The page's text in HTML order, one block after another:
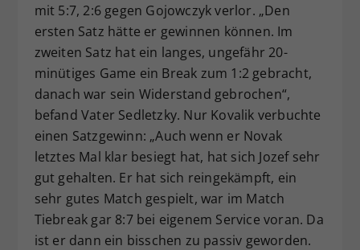
mit 5:7, 2:6 gegen Gojowczyk verlor. „Den
ersten Satz hätte er gewinnen können. Im
zweiten Satz hat ein langes, ungefähr 20-
minütiges Game ein Break zum 1:2 gebracht,
danach war sein Widerstand gebrochen“,
befand Vater Sedletzky. Nur Kovalik verbuchte
einen Satzgewinn: „Auch wenn er Novak
letztes Mal klar besiegt hat, hat sich Jozef sehr
gut gehalten. Er hat sich reingekämpft, ein
sehr gutes Match gespielt, war im Match
Tiebreak gar 8:7 bei eigenem Service voran. Da
ist er dann ein bisschen zu passiv geworden.